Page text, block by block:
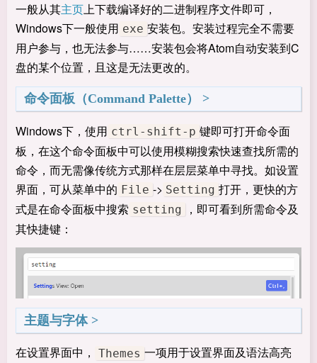
一般从其主页上下载编译好的二进制程序文件即可，
Windows下一般使用 exe 安装包。安装过程完全不需要
用户参与，也无法参与……安装包会将Atom自动安装到C
盘的某个位置，且这是无法更改的。
命令面板（Command Palette）
Windows下，使用 ctrl-shift-p 键即可打开命令面
板，在这个命令面板中可以使用模糊搜索快速查找所需的
命令，而无需像传统方式那样在层层菜单中寻找。如设置
界面，可从菜单中的 File -> Setting 打开，更快的方
式是在命令面板中搜索 setting
，即可看到所需命令及
其快捷键：
主题与字体
在设置界面中， Themes 一项用于设置界面及语法高亮